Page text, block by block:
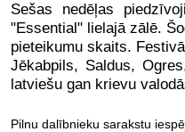
Sešas nedēļas
"Essential" lielajā zālē.
pieteikumu skaits.
Jēkabpils, Saldus,
latviešu gan krievu
Pilnu dalībnieku sarakstu